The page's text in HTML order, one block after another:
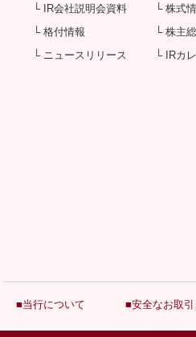
└ IR会社説明会資料
└ 格付情報
└ ニュースリリース
└ 株式
└ 株主
└ IRカ
■当行について ■安全なお取